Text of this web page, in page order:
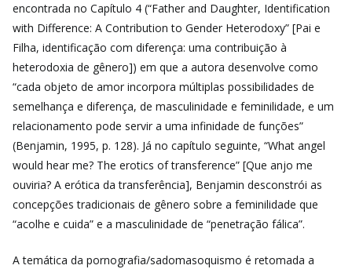
encontrada no Capítulo 4 (“Father and Daughter, Identification
with Difference: A Contribution to Gender Heterodoxy” [Pai e
Filha, identificação com diferença: uma contribuição à
heterodoxia de gênero]) em que a autora desenvolve como
“cada objeto de amor incorpora múltiplas possibilidades de
semelhança e diferença, de masculinidade e feminilidade, e um
relacionamento pode servir a uma infinidade de funções”
(Benjamin, 1995, p. 128). Já no capítulo seguinte, “What angel
would hear me? The erotics of transference” [Que anjo me
ouviria? A erótica da transferência], Benjamin desconstrói as
concepções tradicionais de gênero sobre a feminilidade que
“acolhe e cuida” e a masculinidade de “penetração fálica”.
A temática da pornografia/sadomasoquismo é retomada a